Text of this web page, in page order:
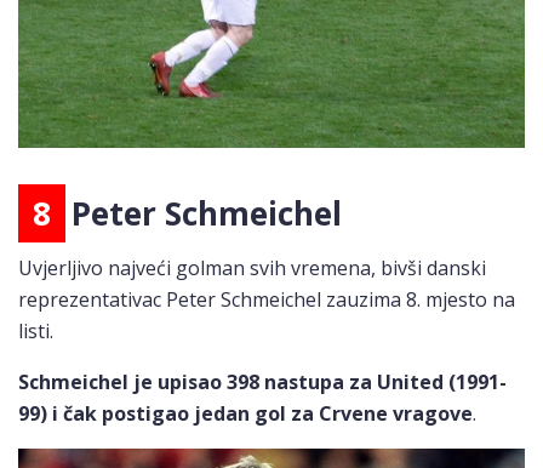
8 Peter Schmeichel
Uvjerljivo najveći golman svih vremena, bivši danski
reprezentativac Peter Schmeichel zauzima 8. mjesto na
listi.
Schmeichel je upisao 398 nastupa za United (1991-
99) i čak postigao jedan gol za Crvene vragove.